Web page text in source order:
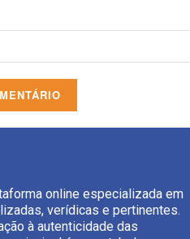
online especializada em
verídicas e pertinentes.
à autenticidade das